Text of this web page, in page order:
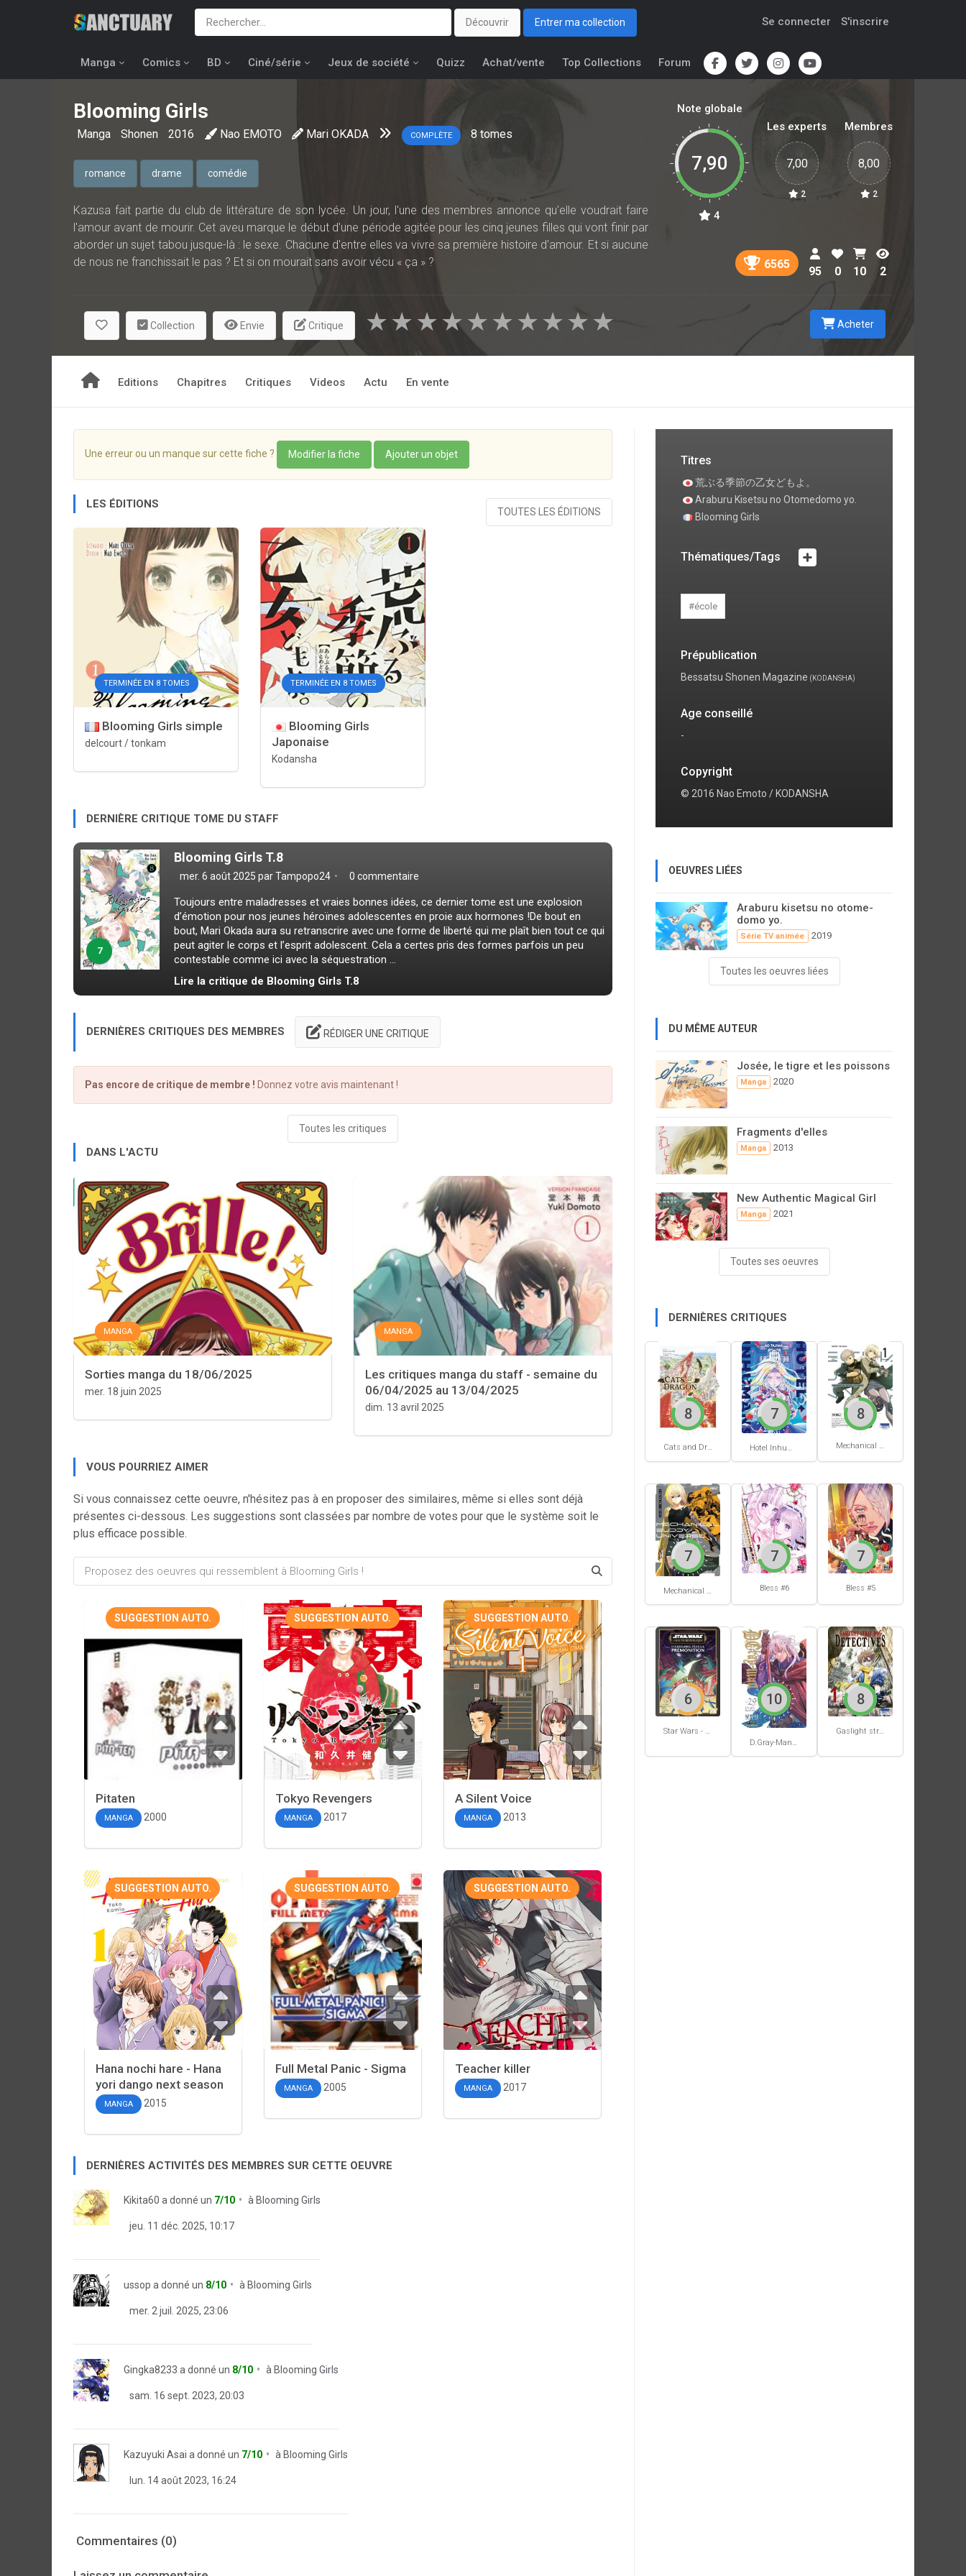
Découvrir Entrer ma collection Se connecter S'inscrire
Manga Comics BD Ciné/série Jeux de société Quizz Achat/vente Top Collections Forum
Blooming Girls
Manga Shonen 2016 Nao EMOTO Mari OKADA COMPLÈTE 8 tomes
romance drame comédie
Kazusa fait partie du club de littérature de son lycée. Un jour, l'une des membres annonce qu'elle voudrait faire
l'amour avant de mourir. Cet aveu marque le début d'une période agitée pour les cinq jeunes filles qui vont finir par
aborder un sujet tabou jusque-là : le sexe. Chacune d'entre elles va vivre sa première histoire d'amour. Et si aucune
de nous ne franchissait le pas ? Et si on mourait sans avoir vécu « ça » ?
Note globale
7,90
4
Les experts
7,00
2
Membres
8,00
2
6565
95 0 10 2
Collection Envie Critique ★
★
★
★
★
★
★
★
★
★ Acheter
Editions Chapitres Critiques Videos Actu En vente
Une erreur ou un manque sur cette fiche ? Modifier la fiche Ajouter un objet
LES ÉDITIONS
TOUTES LES ÉDITIONS
TERMINÉE EN 8 TOMES
Blooming Girls simple
delcourt / tonkam
TERMINÉE EN 8 TOMES
Blooming Girls
Japonaise
Kodansha
DERNIÈRE CRITIQUE TOME DU STAFF
7
Blooming Girls T.8
mer. 6 août 2025 parTampopo24 0 commentaire
Toujours entre maladresses et vraies bonnes idées, ce dernier tome est une explosion
d’émotion pour nos jeunes héroïnes adolescentes en proie aux hormones !De bout en
bout, Mari Okada aura su retranscrire avec une forme de liberté qui me plaît bien tout ce qui
peut agiter le corps et l’esprit adolescent. Cela a certes pris des formes parfois un peu
contestable comme ici avec la séquestration ...
Lire la critique de Blooming Girls T.8
DERNIÈRES CRITIQUES DES MEMBRES RÉDIGER UNE CRITIQUE
Pas encore de critique de membre ! Donnez votre avis maintenant !
Toutes les critiques
DANS L'ACTU
MANGA
Sorties manga du 18/06/2025
mer. 18 juin 2025
MANGA
Les critiques manga du staff - semaine du
06/04/2025 au 13/04/2025
dim. 13 avril 2025
VOUS POURRIEZ AIMER
Si vous connaissez cette oeuvre, n'hésitez pas à en proposer des similaires, même si elles sont déjà
présentes ci-dessous. Les suggestions sont classées par nombre de votes pour que le système soit le
plus efficace possible.
SUGGESTION AUTO.
Pitaten
MANGA 2000
SUGGESTION AUTO.
Tokyo Revengers
MANGA 2017
SUGGESTION AUTO.
A Silent Voice
MANGA 2013
SUGGESTION AUTO.
Hana nochi hare - Hana
yori dango next season
MANGA 2015
SUGGESTION AUTO.
Full Metal Panic - Sigma
MANGA 2005
SUGGESTION AUTO.
Teacher killer
MANGA 2017
DERNIÈRES ACTIVITÉS DES MEMBRES SUR CETTE OEUVRE
Kikita60 a donné un 7/10 à Blooming Girls
jeu. 11 déc. 2025, 10:17
ussop a donné un 8/10 à Blooming Girls
mer. 2 juil. 2025, 23:06
Gingka8233 a donné un 8/10 à Blooming Girls
sam. 16 sept. 2023, 20:03
Kazuyuki Asai a donné un 7/10 à Blooming Girls
lun. 14 août 2023, 16:24
Commentaires (0)
Titres
荒ぶる季節の乙女どもよ。
Araburu Kisetsu no Otomedomo yo.
Blooming Girls
Thématiques/Tags
#école
Prépublication
Bessatsu Shonen Magazine (KODANSHA)
Age conseillé
-
Copyright
© 2016 Nao Emoto / KODANSHA
OEUVRES LIÉES
Araburu kisetsu no otome-
domo yo.
Série TV animée 2019
Toutes les oeuvres liées
DU MÊME AUTEUR
Josée, le tigre et les poissons
Manga 2020
Fragments d'elles
Manga 2013
New Authentic Magical Girl
Manga 2021
Toutes ses oeuvres
DERNIÈRES CRITIQUES
Cats and Dragon #3
8
Hotel Inhumans #1
7
Mechanical Buddy Universe #1
8
Mechanical Buddy Universe #0
7
Bless #6
7
Bless #5
7
6
D.Gray-Man #29
10 8